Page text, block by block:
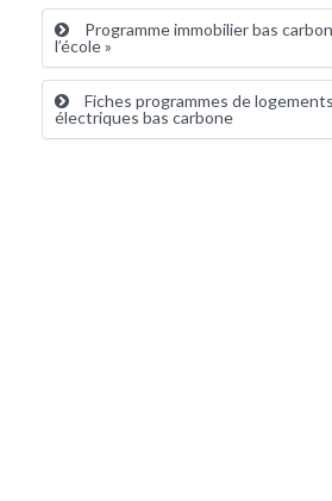
Programme immobilier bas
l’école »
Fiches programmes de
électriques bas carbone